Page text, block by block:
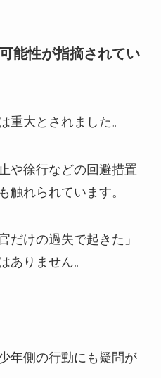
能性が指摘されてい
重大とされました。
や徐行などの回避措置
触れられています。
だけの過失で起きた」
ありません。
年側の行動にも疑問が